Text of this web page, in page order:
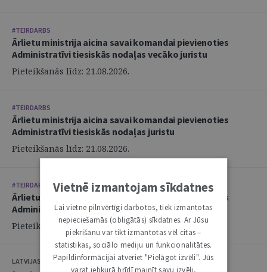
#TEIRDARBS
Ārlietu ministrija aicina savai komandai pievienoties
Administratīvi tiesiskās nodaļas vecāko juristu
Pieteikšanās līdz: 21.08.2026.
#TEIRDARBS
Ārlietu ministrija aicina savai komandai pievienoties
Administratīvi tiesiskās nodaļas juristu
Pieteikšanās līdz: 21.08.2026.
#TEIRDARBS
Ārlietu ministrija aicina savai komandai pievienoties
Administratīvi tiesiskās nodaļas juristu
Pieteikšanās līdz: 21.08.2026.
LATVIJAS ZVĒRINĀTU ADVOKĀTU PADOME
Vietnē izmantojam sīkdatnes
Lai vietne pilnvērtīgi darbotos, tiek izmantotas
nepieciešamās (obligātās) sīkdatnes. Ar Jūsu
piekrišanu var tikt izmantotas vēl citas –
statistikas, sociālo mediju un funkcionalitātes.
Papildinformācijai atveriet "Pielāgot izvēli". Jūs
varat jebkurā brīdī mainīt savu izvēli,